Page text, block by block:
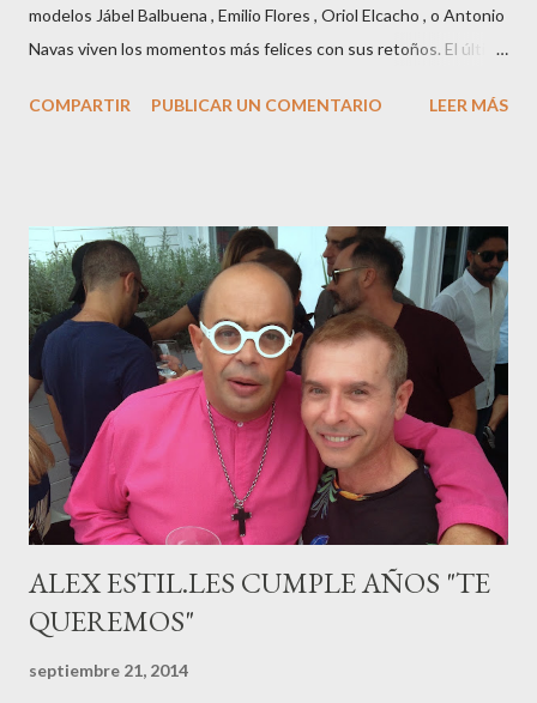
modelos Jábel Balbuena , Emilio Flores , Oriol Elcacho , o Antonio
Navas viven los momentos más felices con sus retoños. El último
M ateo nació en Barcelona hace poco más de una semana. El top
haciéndole padre de un precioso niño. Marta ha sido toda una
campeona, durante los primeros 3 meses de embarazo tuvo que
guardar reposo debido a un síndrome llamado
“hiperemesisgravídica”.Pasados los meses fatídicos de
gestación Marta tiró adelante con el embarazo, ahora es una
mamá feliz. Otro de los modelos que ha sido padre este año ha
sido el madrileño, Emilio Flores , el top que desfiló en las mejores
pasarelas ...
COMPARTIR PUBLICAR UN COMENTARIO LEER MÁS
ALEX ESTIL.LES CUMPLE AÑOS "TE
QUEREMOS"
septiembre 21, 2014